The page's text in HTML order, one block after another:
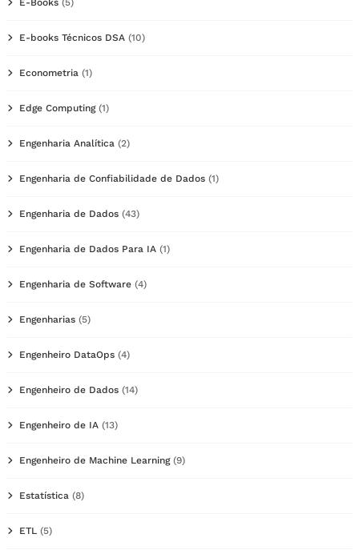
E-Books (5)
E-books Técnicos DSA (10)
Econometria (1)
Edge Computing(1)
Engenharia Analítica (2)
Engenharia de Confiabilidade de Dados (1)
Engenharia de Dados (43)
Engenharia de Dados Para IA (1)
Engenharia de Software (4)
Engenharias (5)
Engenheiro DataOps (4)
Engenheiro de Dados (14)
Engenheiro de IA (13)
Engenheiro de Machine Learning(9)
Estatística (8)
ETL (5)